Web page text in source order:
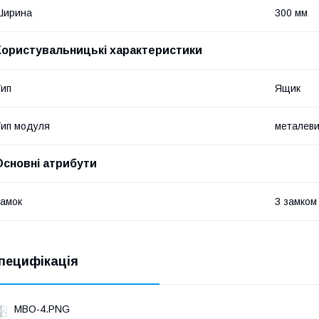
300 мм
характеристики
Ящик
модуля
атрибути
З замком
MBO-4.PNG